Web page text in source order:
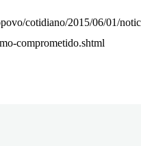
cotidiano/2015/06/01/
comprometido.shtml